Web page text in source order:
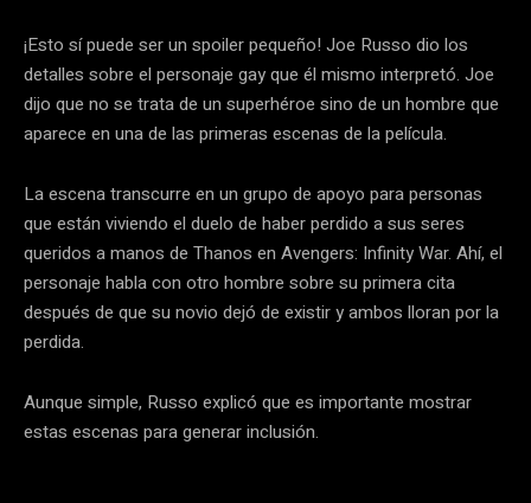
¡Esto sí puede ser un spoiler pequeño! Joe Russo dio los
detalles sobre el personaje gay que él mismo interpretó. Joe
dijo que no se trata de un superhéroe sino de un hombre que
aparece en una de las primeras escenas de la película.
La escena transcurre en un grupo de apoyo para personas
que están viviendo el duelo de haber perdido a sus seres
queridos a manos de Thanos en Avengers: Infinity War. Ahí, el
personaje habla con otro hombre sobre su primera cita
después de que su novio dejó de existir y ambos lloran por la
perdida.
Aunque simple, Russo explicó que es importante mostrar
estas escenas para generar inclusión.